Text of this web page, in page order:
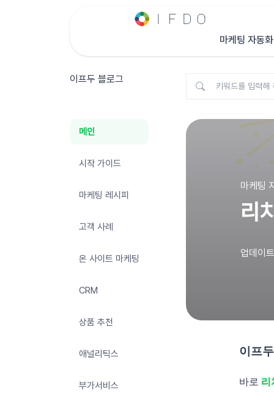
마케팅 자동화
이프두 블로그
마케팅
리
업데이
이프
바로 리
메인
시작 가이드
마케팅 레시피
고객 사례
온 사이트 마케팅
CRM
상품 추천
애널리틱스
부가서비스